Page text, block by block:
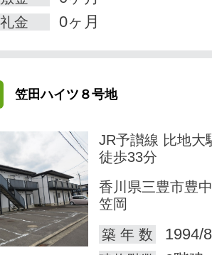
礼金 0ヶ月
笠田ハイツ８号地
JR予讃線 比地大
徒歩33分
香川県三豊市豊
笠岡
築 年 数
1994/